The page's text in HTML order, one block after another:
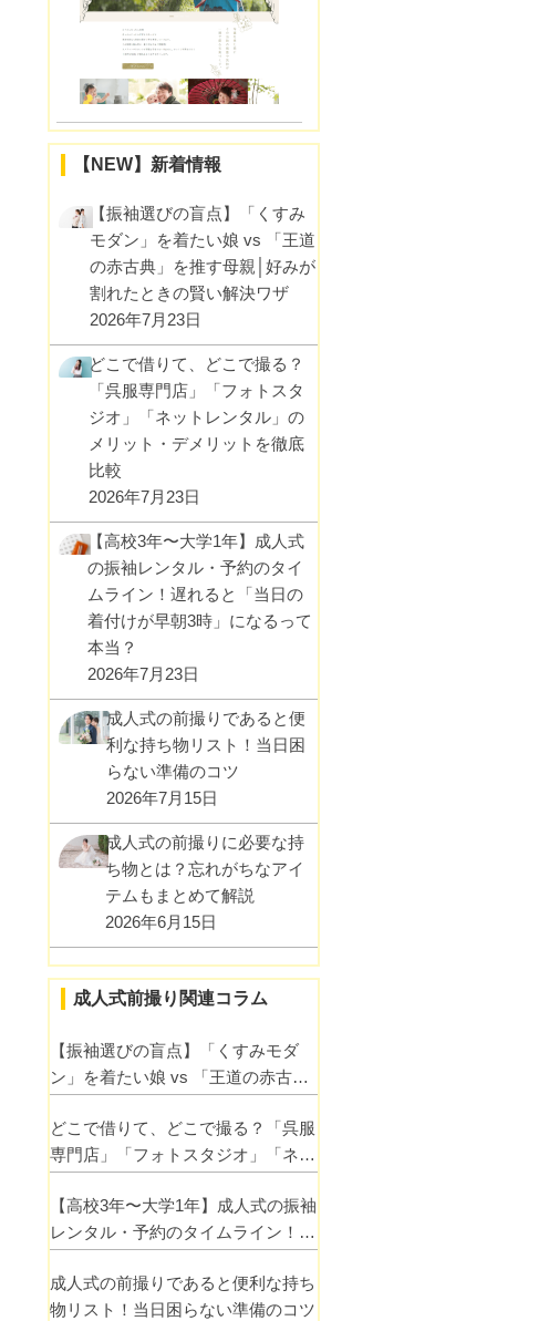
【NEW】新着情報
【振袖選びの盲点】「くすみ
モダン」を着たい娘 vs 「王道
の赤古典」を推す母親│好みが
割れたときの賢い解決ワザ
2026年7月23日
どこで借りて、どこで撮る？
「呉服専門店」「フォトスタ
ジオ」「ネットレンタル」の
メリット・デメリットを徹底
比較
2026年7月23日
【高校3年〜大学1年】成人式
の振袖レンタル・予約のタイ
ムライン！遅れると「当日の
着付けが早朝3時」になるって
本当？
2026年7月23日
成人式の前撮りであると便
利な持ち物リスト！当日困
らない準備のコツ
2026年7月15日
成人式の前撮りに必要な持
ち物とは？忘れがちなアイ
テムもまとめて解説
2026年6月15日
成人式前撮り関連コラム
【振袖選びの盲点】「くすみモダ
ン」を着たい娘 vs 「王道の赤古
の賢い解決ワザ
どこで借りて、どこで撮る？「呉服
専門店」「フォトスタジオ」「ネッ
トを徹底比較
【高校3年〜大学1年】成人式の振袖
レンタル・予約のタイムライン！遅
になるって本当？
成人式の前撮りであると便利な持ち
物リスト！当日困らない準備のコツ